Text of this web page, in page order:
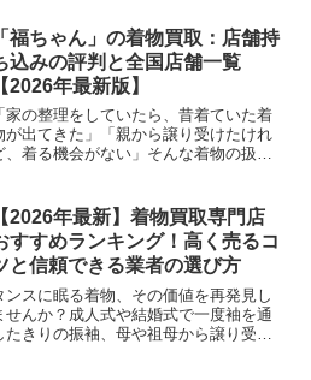
がわからず処分に困っているケースもあ
でしょう。そんな着物の...
「福ちゃん」の着物買取：店舗持
込みの評判と全国店舗一覧
【2026年最新版】
「家の整理をしていたら、昔着ていた着
が出てきた」「親から譲り受けたけれ
、着る機会がない」そんな着物の扱い
てくれる選択肢の一つです。福ちゃんは
張買取や宅配買取で知ら...
【2026年最新】着物買取専門店
すすめランキング！高く売るコ
と信頼できる業者の選び方
ンスに眠る着物、その価値を再発見し
せんか？成人式や結婚式で一度袖を通
たきりの振袖、母や祖母から譲り受け